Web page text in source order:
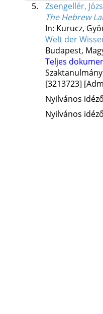
5.
Zsengellér,
The Hebrew
In: Kurucz,
Welt der
Budapest,
Teljes
[3213723]
Nyilvános
Nyilvános